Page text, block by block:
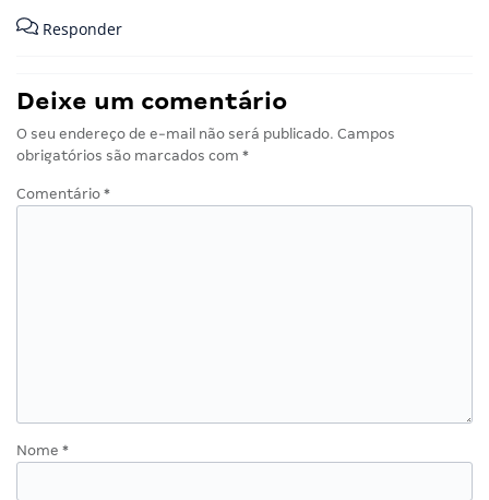
Responder
Deixe um comentário
O seu endereço de e-mail não será publicado. Campos
obrigatórios são marcados com *
Comentário *
Nome *